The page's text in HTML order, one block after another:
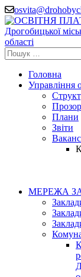
Перейти
до
вмісту
(натисніть
Enter)
Пошук:
Головна
Управління
Плани
Звіти
МЕРЕЖА